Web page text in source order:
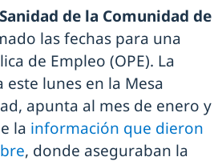
de la Comunidad de
las fechas para una
de Empleo (OPE). La
lunes en la Mesa
apunta al mes de enero y
la información que dieron
, donde aseguraban la